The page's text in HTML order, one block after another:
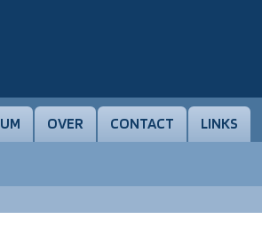
OVER CONTACT LINKS